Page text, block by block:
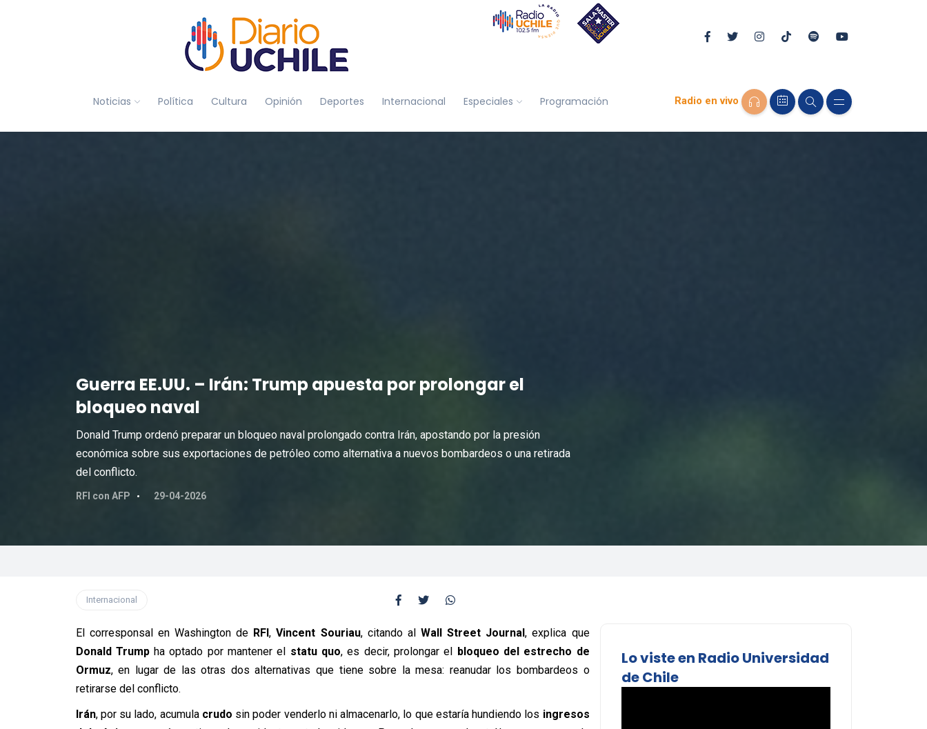
Noticias Política Cultura Opinión Deportes Internacional Especiales Programación Radio en vivo
Guerra EE.UU. – Irán: Trump apuesta por prolongar el
bloqueo naval
Donald Trump ordenó preparar un bloqueo naval prolongado contra Irán, apostando por la presión
económica sobre sus exportaciones de petróleo como alternativa a nuevos bombardeos o una retirada
del conflicto.
RFI con AFP 29-04-2026
Internacional
El corresponsal en Washington de RFI,Vincent Souriau, citando al Wall Street Journal, explica que
Donald Trumpha optado por mantener el statu quo, es decir, prolongar el bloqueo del estrecho de
Ormuz, en lugar de las otras dos alternativas que tiene sobre la mesa: reanudar los bombardeos o
retirarse del conflicto.
Irán, por su lado, acumula crudo sin poder venderlo ni almacenarlo, lo que estaría hundiendo los ingresos
Lo viste en Radio Universidad
de Chile